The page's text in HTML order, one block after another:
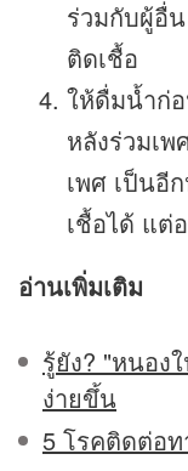
ร่วมกับผู้อื่
ติดเชื้อ
ให้ดื่มน้ำก่
หลังร่วมเ
เพศ เป็นอี
เชื้อได้ แต่
อ่านเพิ่มเติม
รู้ยัง? "หนอง
ง่ายขึ้น
5 โรคติดต่อ